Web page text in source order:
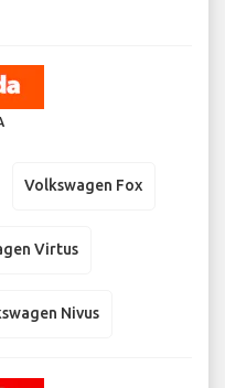
Volkswagen Fox
Virtus
Nivus